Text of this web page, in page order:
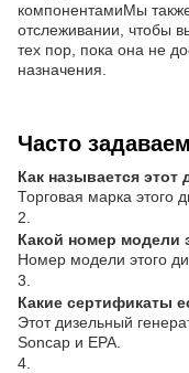
компонентамиМы
отслеживании, чтобы
тех пор, пока она не
назначения.
Часто
Как называется этот
Торговая марка этого
2.
Какой номер модели
Номер модели этого
3.
Какие сертификаты
Этот дизельный
Soncap и EPA.
4.